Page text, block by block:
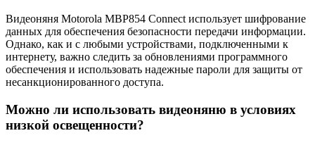
Видеоняня Motorola MBP854 Connect использует шифрование
данных для обеспечения безопасности передачи информации.
Однако, как и с любыми устройствами, подключенными к
интернету, важно следить за обновлениями программного
обеспечения и использовать надежные пароли для защиты от
несанкционированного доступа.
Можно ли использовать видеоняню в условиях
низкой освещенности?